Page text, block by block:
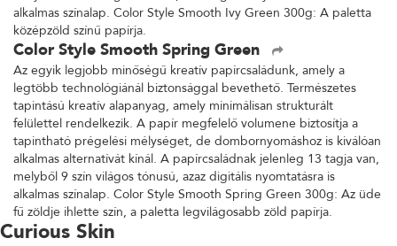
alkalmas színalap. Color Style Smooth Ivy Green 300g: A paletta
középzöld színű papírja.
Color Style Smooth Spring Green
Az egyik legjobb minőségű kreatív papírcsaládunk, amely a
legtöbb technológiánál biztonsággal bevethető. Természetes
tapintású kreatív alapanyag, amely minimálisan strukturált
felülettel rendelkezik. A papír megfelelő volumene biztosítja a
tapintható prégelési mélységet, de dombornyomáshoz is kiválóan
alkalmas alternatívát kínál. A papírcsaládnak jelenleg 13 tagja van,
melyből 9 szín világos tónusú, azaz digitális nyomtatásra is
alkalmas színalap. Color Style Smooth Spring Green 300g: Az üde
fű zöldje ihlette szín, a paletta legvilágosabb zöld papírja.
Curious Skin